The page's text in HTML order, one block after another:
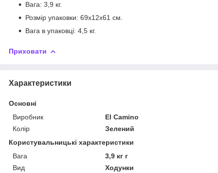
Вага: 3,9 кг.
Розмір упаковки: 69х12х61 см.
Вага в упаковці: 4,5 кг.
Приховати
Характеристики
Основні
Виробник
El Camino
Колір
Зелений
Користувальницькі характеристики
Вага
3,9 кг г
Вид
Ходунки